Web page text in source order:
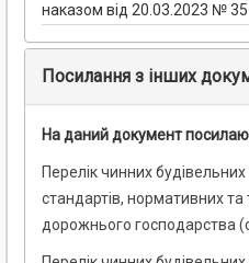
наказом від 20.03.2023 № 35
Посилання з інших
На даний документ
Перелік чинних
стандартів, нормативних та
дорожнього господарства